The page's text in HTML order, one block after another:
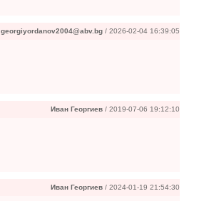
georgiyordanov2004@abv.bg / 2026-02-04 16:39:05
Иван Георгиев / 2019-07-06 19:12:10
Иван Георгиев / 2024-01-19 21:54:30